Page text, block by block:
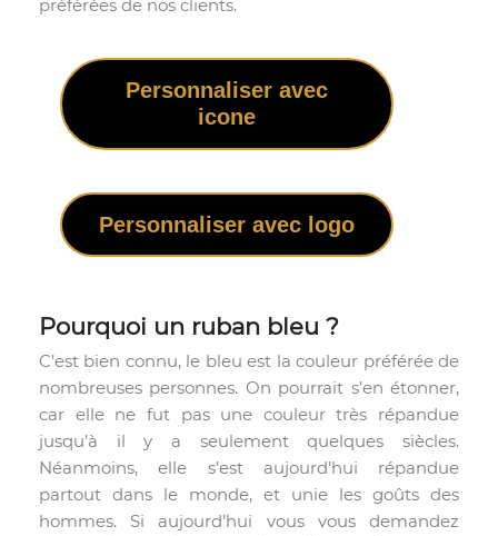
préférées de nos clients.
Personnaliser avec
icone
Personnaliser avec logo
Pourquoi un ruban bleu ?
C’est bien connu, le bleu est la couleur préférée de
nombreuses personnes. On pourrait s’en étonner,
car elle ne fut pas une couleur très répandue
jusqu’à il y a seulement quelques siècles.
Néanmoins, elle s’est aujourd’hui répandue
partout dans le monde, et unie les goûts des
hommes. Si aujourd’hui vous vous demandez